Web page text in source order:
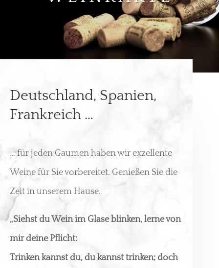
Deutschland, Spanien,
Frankreich …
… für jeden Gaumen haben wir exzellente
Weine für Sie vorbereitet. Genießen Sie die
Zeit in unserem Hause.
„Siehst du Wein im Glase blinken, lerne von
mir deine Pflicht:
Trinken kannst du, du kannst trinken; doch